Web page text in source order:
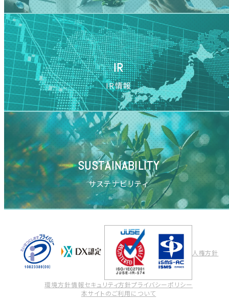
IR
IR情報
SUSTAINABILITY
サステナビリティ
人権方針
環境方針情報セキュリティ方針プライバシーポリシー
本サイトのご利用について